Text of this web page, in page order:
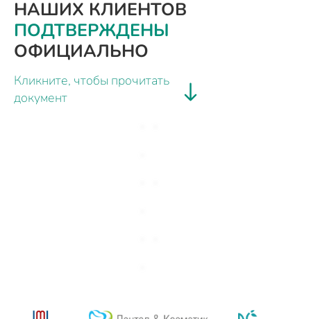
НАШИХ КЛИЕНТОВ
ПОДТВЕРЖДЕНЫ
ОФИЦИАЛЬНО
Кликните, чтобы прочитать
документ